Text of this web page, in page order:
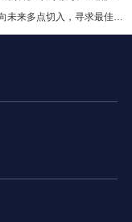
下一篇: 和能人居专访—拆解16年装配内装探索，面向未来多点切入，寻求最佳突破路径